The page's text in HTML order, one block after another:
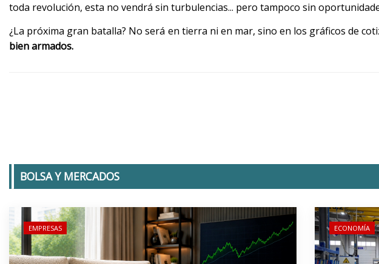
toda revolución, esta no vendrá sin turbulencias... pero tampoco sin
¿La próxima gran batalla? No será en tierra ni en mar, sino en los gráficos de
bien armados.
BOLSA Y MERCADOS
EMPRESAS ECONOMÍA